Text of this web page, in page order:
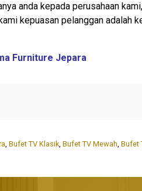
anda kepada perusahaan
kepuasan pelanggan adalah
Furniture Jepara
, Bufet TV Klasik, Bufet TV Mewah, Bufet